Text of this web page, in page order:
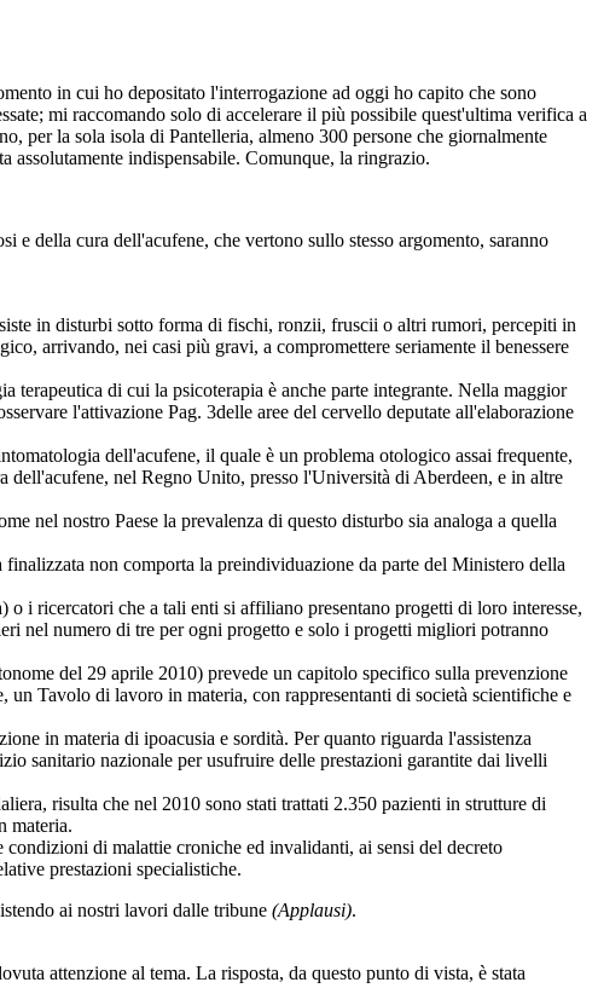
in cui ho depositato l'interrogazione ad oggi ho capito che sono
mi raccomando solo di accelerare il più possibile quest'ultima verifica a
per la sola isola di Pantelleria, almeno 300 persone che giornalmente
assolutamente indispensabile. Comunque, la ringrazio.
e della cura dell'acufene, che vertono sullo stesso argomento, saranno
in disturbi sotto forma di fischi, ronzii, fruscii o altri rumori, percepiti in
arrivando, nei casi più gravi, a compromettere seriamente il benessere
terapeutica di cui la psicoterapia è anche parte integrante. Nella maggior
l'attivazione Pag. 3delle aree del cervello deputate all'elaborazione
dell'acufene, il quale è un problema otologico assai frequente,
nel Regno Unito, presso l'Università di Aberdeen, e in altre
nel nostro Paese la prevalenza di questo disturbo sia analoga a quella
non comporta la preindividuazione da parte del Ministero della
i ricercatori che a tali enti si affiliano presentano progetti di loro interesse,
nel numero di tre per ogni progetto e solo i progetti migliori potranno
del 29 aprile 2010) prevede un capitolo specifico sulla prevenzione
Tavolo di lavoro in materia, con rappresentanti di società scientifiche e
in materia di ipoacusia e sordità. Per quanto riguarda l'assistenza
sanitario nazionale per usufruire delle prestazioni garantite dai livelli
risulta che nel 2010 sono stati trattati 2.350 pazienti in strutture di
materia.
di malattie croniche ed invalidanti, ai sensi del decreto
prestazioni specialistiche.
ai nostri lavori dalle tribune (Applausi).
attenzione al tema. La risposta, da questo punto di vista, è stata